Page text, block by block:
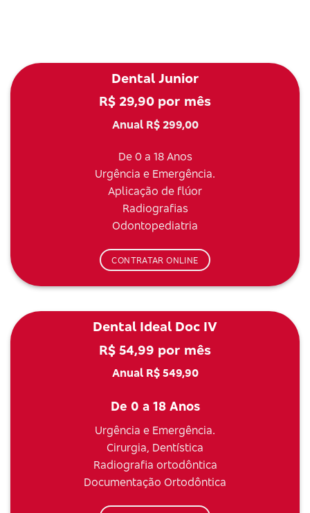
Dental Junior
R$ 29,90 por mês
Anual R$ 299,00
De 0 a 18 Anos
Urgência e Emergência.
Aplicação de flúor
Radiografias
Odontopediatria
CONTRATAR ONLINE
Dental Ideal Doc IV
R$ 54,99 por mês
Anual R$ 549,90
De 0 a 18 Anos
Urgência e Emergência.
Cirurgia, Dentística
Radiografia ortodôntica
Documentação Ortodôntica